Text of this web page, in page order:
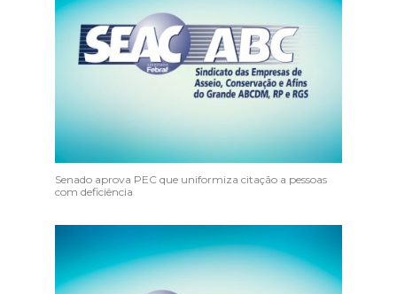
Senado aprova PEC que uniformiza citação a pessoas
com deficiência